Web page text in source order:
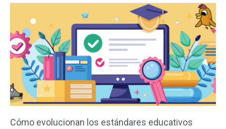
Cómo evolucionan los estándares educativos